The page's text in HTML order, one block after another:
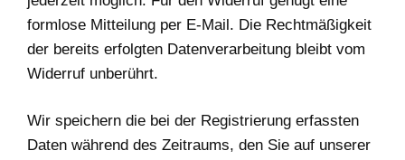
formlose Mitteilung per E-Mail. Die Rechtmäßigkeit
der bereits erfolgten Datenverarbeitung bleibt vom
Widerruf unberührt.
Wir speichern die bei der Registrierung erfassten
Daten während des Zeitraums, den Sie auf unserer